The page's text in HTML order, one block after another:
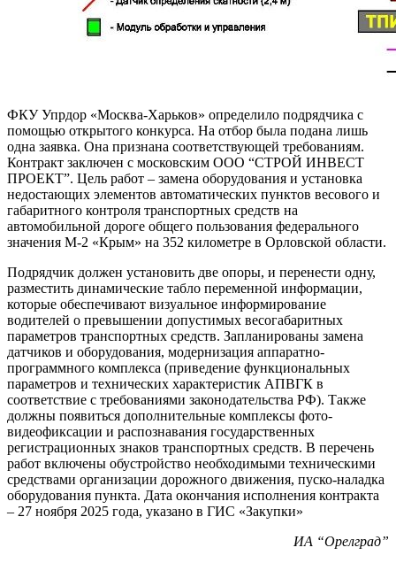
ФКУ Упрдор «Москва-Харьков» определило подрядчика с
помощью открытого конкурса. На отбор была подана лишь
одна заявка. Она признана соответствующей требованиям.
Контракт заключен с московским ООО “СТРОЙ ИНВЕСТ
ПРОЕКТ”. Цель работ – замена оборудования и установка
недостающих элементов автоматических пунктов весового и
габаритного контроля транспортных средств на
автомобильной дороге общего пользования федерального
значения М-2 «Крым» на 352 километре в Орловской области.
Подрядчик должен установить две опоры, и перенести одну,
разместить динамические табло переменной информации,
которые обеспечивают визуальное информирование
водителей о превышении допустимых весогабаритных
параметров транспортных средств. Запланированы замена
датчиков и оборудования, модернизация аппаратно-
программного комплекса (приведение функциональных
параметров и технических характеристик АПВГК в
соответствие с требованиями законодательства РФ). Также
должны появиться дополнительные комплексы фото-
видеофиксации и распознавания государственных
регистрационных знаков транспортных средств. В перечень
работ включены обустройство необходимыми техническими
средствами организации дорожного движения, пуско-наладка
оборудования пункта. Дата окончания исполнения контракта
– 27 ноября 2025 года, указано в ГИС «Закупки»
ИА “Орелград”